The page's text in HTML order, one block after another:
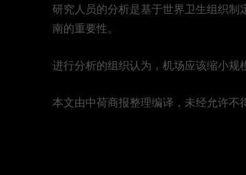
研究人员的分析是基于世界卫生组织
南的重要性。
进行分析的组织认为，机场应该缩小规
本文由中荷商报整理编译，未经允许不